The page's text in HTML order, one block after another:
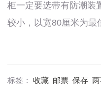
柜一定要选带有防潮装
较小，以宽80厘米为最
标签： 收藏 邮票 保存